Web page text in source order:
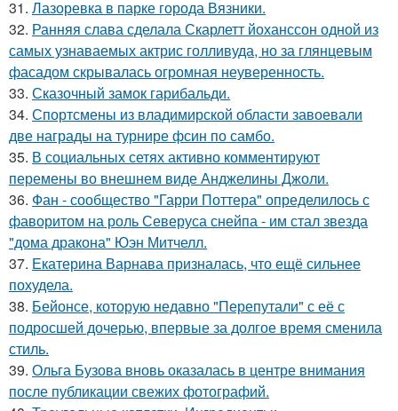
31. Лазоревка в парке города Вязники.
32. Ранняя слава сделала Скарлетт йоханссон одной из
самых узнаваемых актрис голливуда, но за глянцевым
фасадом скрывалась огромная неуверенность.
33. Сказочный замок гарибальди.
34. Спортсмены из владимирской области завоевали
две награды на турнире фсин по самбо.
35. В социальных сетях активно комментируют
перемены во внешнем виде Анджелины Джоли.
36. Фан - сообщество "Гарри Поттера" определилось с
фаворитом на роль Северуса снейпа - им стал звезда
"дома дракона" Юэн Митчелл.
37. Екатерина Варнава призналась, что ещё сильнее
похудела.
38. Бейонсе, которую недавно "Перепутали" с её с
подросшей дочерью, впервые за долгое время сменила
стиль.
39. Ольга Бузова вновь оказалась в центре внимания
после публикации свежих фотографий.